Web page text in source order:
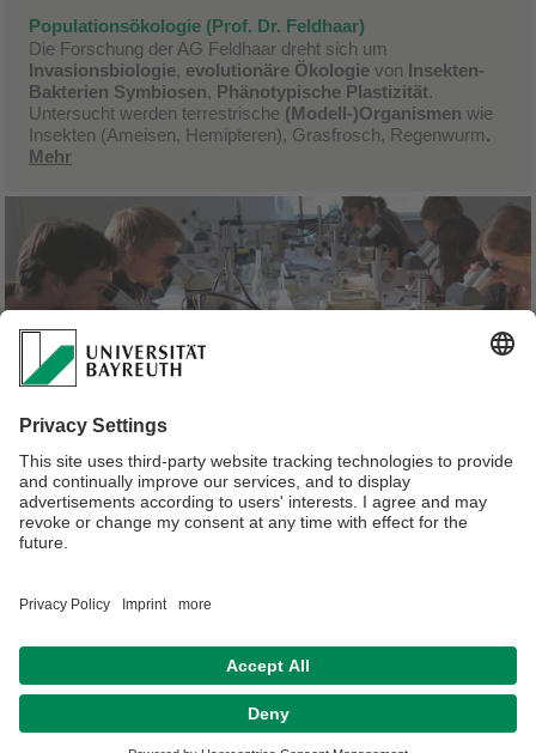
Populationsökologie (Prof. Dr. Feldhaar)
Die Forschung der AG Feldhaar dreht sich um
Invasionsbiologie, evolutionäre Ökologie von Insekten-
Bakterien Symbiosen, Phänotypische Plastizität.
Untersucht werden terrestrische (Modell-)Organismen wie
Insekten (Ameisen, Hemipteren), Grasfrosch, Regenwurm.
Mehr
Die Tierökologie I ist Teil des StudiengangsBiologie (B.Sc.),
Biochemie und Molekulare Biologie(M.Sc.),
Biodiversität und Ökologie(M.Sc.) und den
Promotionsprogrammen:PEERundInterMicro. Aktuelle
Impressum Hausordnung
Barrierefreiheitserklärung